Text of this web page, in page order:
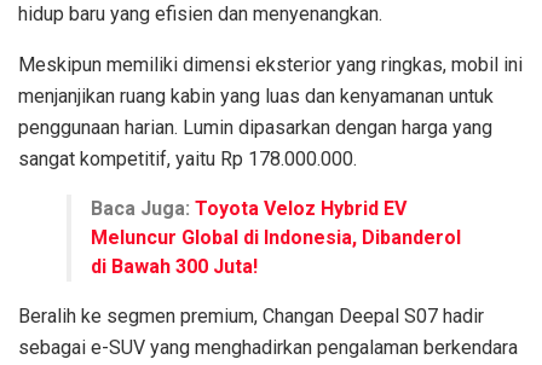
hidup baru yang efisien dan menyenangkan.
Meskipun memiliki dimensi eksterior yang ringkas, mobil ini
menjanjikan ruang kabin yang luas dan kenyamanan untuk
penggunaan harian. Lumin dipasarkan dengan harga yang
sangat kompetitif, yaitu Rp 178.000.000.
Baca Juga: Toyota Veloz Hybrid EV
Meluncur Global di Indonesia, Dibanderol
di Bawah 300 Juta!
Beralih ke segmen premium, Changan Deepal S07 hadir
sebagai e-SUV yang menghadirkan pengalaman berkendara